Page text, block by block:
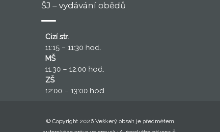
ŠJ – vydávání obědů
Cizí str.
11:15 – 11:30 hod.
MŠ
11:30 – 12:00 hod.
ZŠ
12:00 – 13:00 hod.
© Copyright 2026 Veškerý obsah je předmětem